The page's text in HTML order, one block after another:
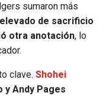
sumaron más
de sacrificio
otra anotación, lo
clave. Shohei
Andy Pages